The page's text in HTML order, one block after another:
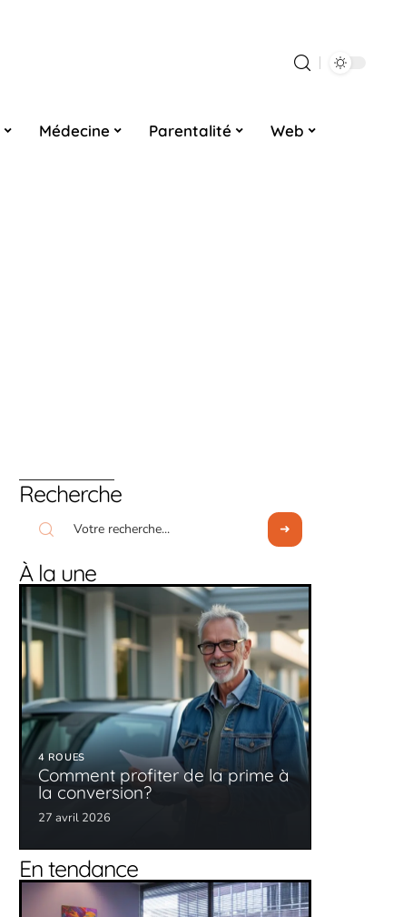
Médecine Parentalité Web
Recherche
À la une
4 ROUES
Comment profiter de la prime à
la conversion?
27 avril 2026
En tendance